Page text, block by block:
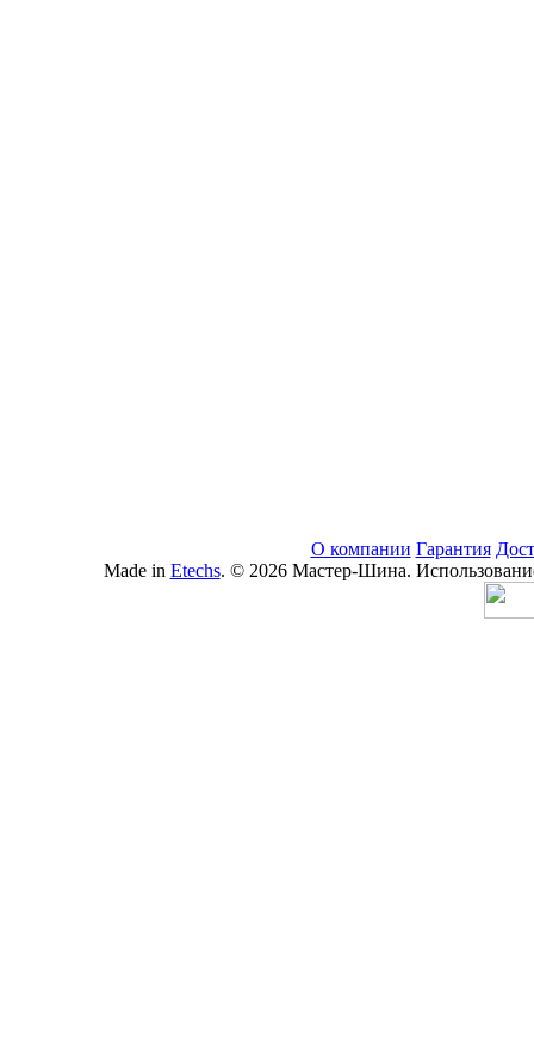
О компании Гарантия
Made in Etechs. © 2026 Мастер-Шина.